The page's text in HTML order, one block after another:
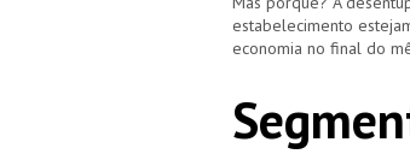
estabelecimento
economia no final do